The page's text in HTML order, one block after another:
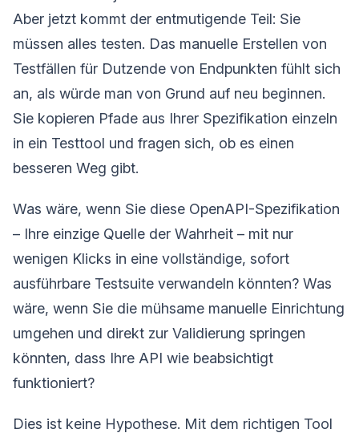
Aber jetzt kommt der entmutigende Teil: Sie
müssen alles testen. Das manuelle Erstellen von
Testfällen für Dutzende von Endpunkten fühlt sich
an, als würde man von Grund auf neu beginnen.
Sie kopieren Pfade aus Ihrer Spezifikation einzeln
in ein Testtool und fragen sich, ob es einen
besseren Weg gibt.
Was wäre, wenn Sie diese OpenAPI-Spezifikation
– Ihre einzige Quelle der Wahrheit – mit nur
wenigen Klicks in eine vollständige, sofort
ausführbare Testsuite verwandeln könnten? Was
wäre, wenn Sie die mühsame manuelle Einrichtung
umgehen und direkt zur Validierung springen
könnten, dass Ihre API wie beabsichtigt
funktioniert?
Dies ist keine Hypothese. Mit dem richtigen Tool